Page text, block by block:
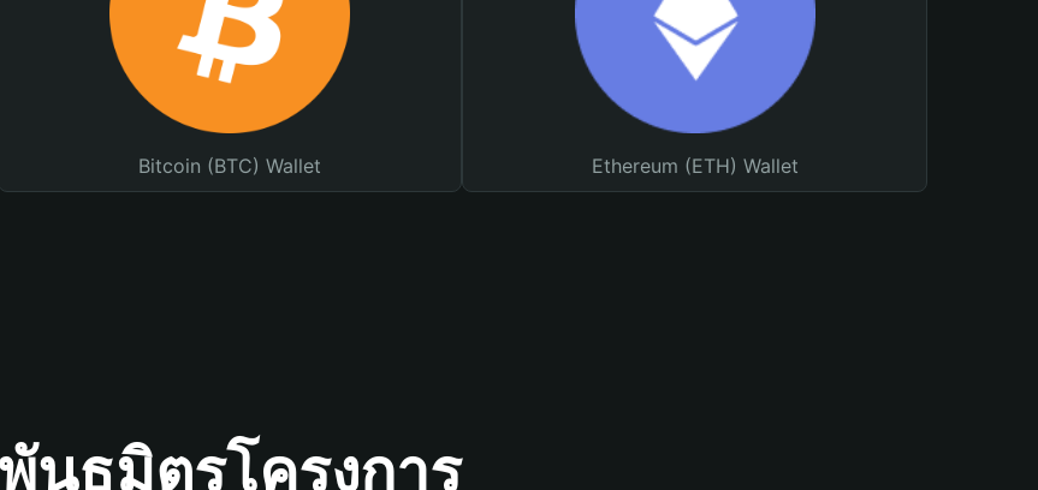
Bitcoin (BTC) Wallet Ethereum (ETH) Wallet
พันธมิตรโครงการ